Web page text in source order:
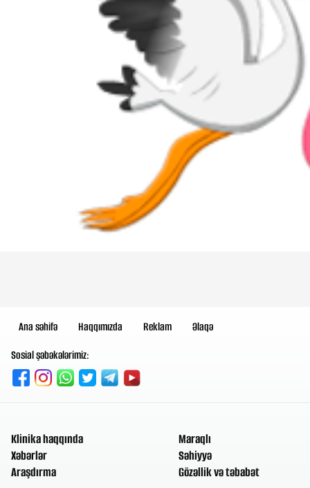
Ana səhifə Haqqımızda Reklam
Əlaqə
Sosial şəbəkələrimiz:
Klinika haqqında
Xəbərlər
Araşdırma
Maraqlı
Səhiyyə
Gözəllik və təbabət